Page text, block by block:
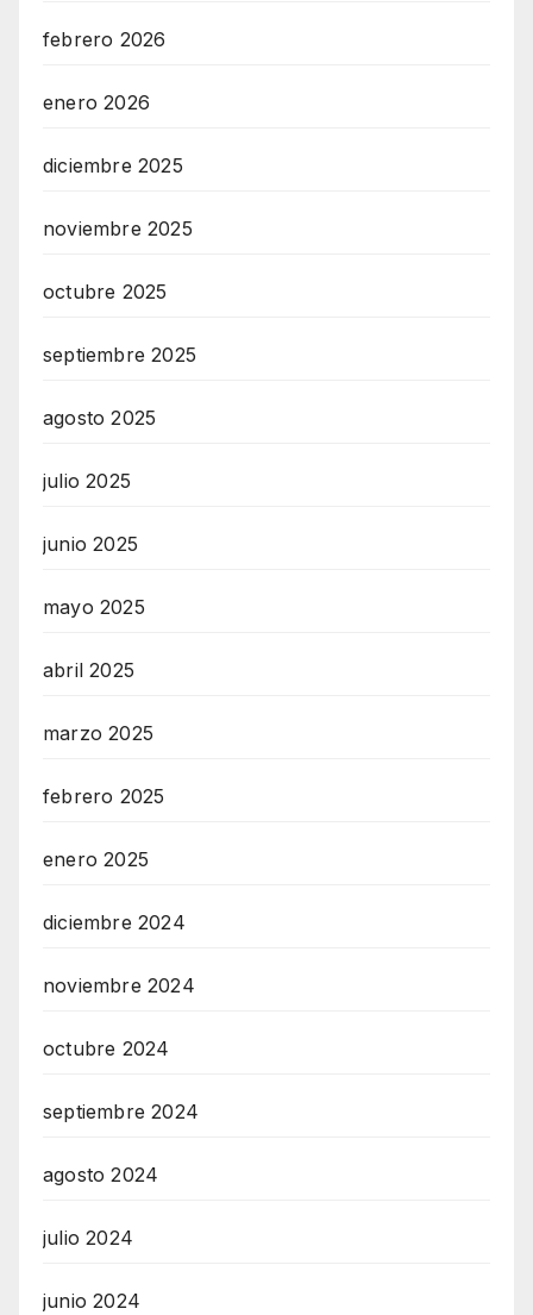
febrero 2026
enero 2026
diciembre 2025
noviembre 2025
octubre 2025
septiembre 2025
agosto 2025
julio 2025
junio 2025
mayo 2025
abril 2025
marzo 2025
febrero 2025
enero 2025
diciembre 2024
noviembre 2024
octubre 2024
septiembre 2024
agosto 2024
julio 2024
junio 2024